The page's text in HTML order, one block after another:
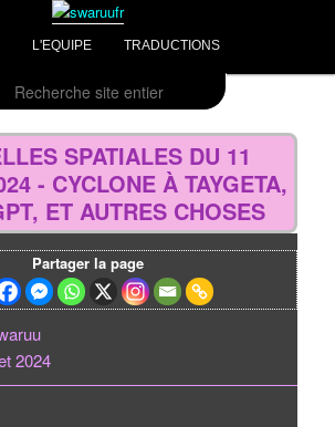
et Taygetienne
L'EQUIPE TRADUCTIONS
des
SPATIALES DU 11
- CYCLONE À TAYGETA,
ET AUTRES CHOSES
Partager la page
2024